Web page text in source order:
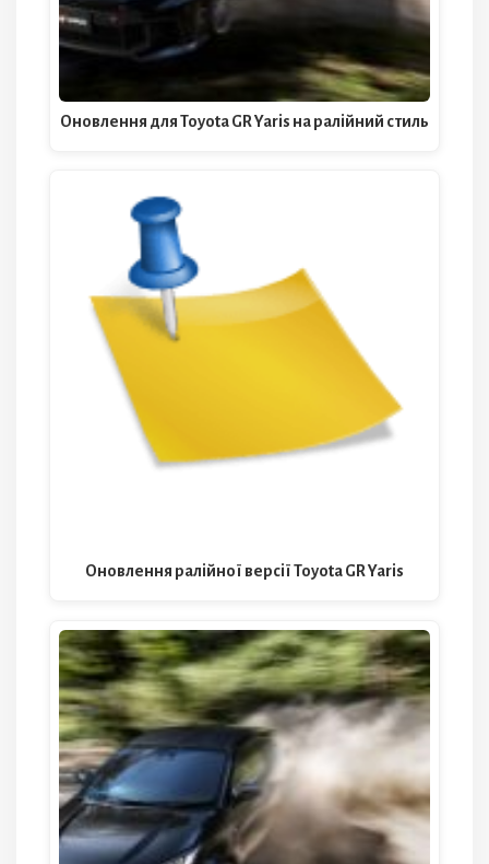
Оновлення для Toyota GR Yaris на ралійний стиль
Оновлення ралійної версії Toyota GR Yaris